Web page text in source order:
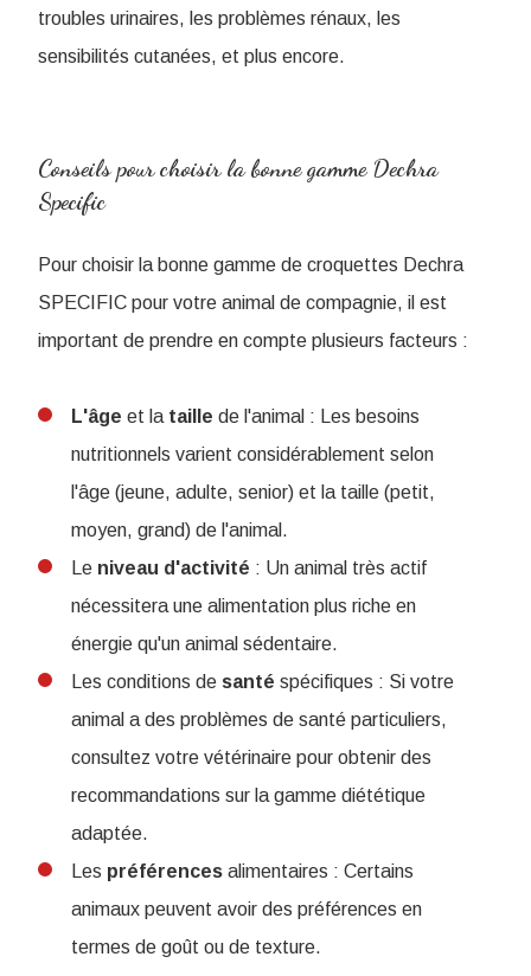
troubles urinaires, les problèmes rénaux, les
sensibilités cutanées, et plus encore.
Conseils pour choisir la bonne gamme Dechra
Specific
Pour choisir la bonne gamme de croquettes Dechra
SPECIFIC pour votre animal de compagnie, il est
important de prendre en compte plusieurs facteurs :
L'âge et la taille de l'animal : Les besoins
nutritionnels varient considérablement selon
l'âge (jeune, adulte, senior) et la taille (petit,
moyen, grand) de l'animal.
Le niveau d'activité : Un animal très actif
nécessitera une alimentation plus riche en
énergie qu'un animal sédentaire.
Les conditions de santé spécifiques : Si votre
animal a des problèmes de santé particuliers,
consultez votre vétérinaire pour obtenir des
recommandations sur la gamme diététique
adaptée.
Les préférences alimentaires : Certains
animaux peuvent avoir des préférences en
termes de goût ou de texture.